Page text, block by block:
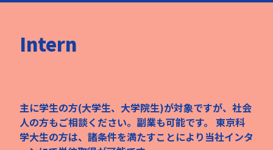
Intern
主に学生の方(大学生、大学院生)が対象ですが、社会
人の方もご相談ください。副業も可能です。 東京科
学大生の方は、諸条件を満たすことにより当社インタ